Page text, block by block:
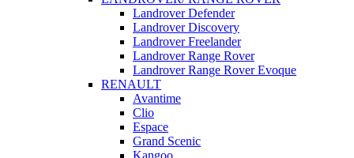
Landrover Defender
Landrover Discovery
Landrover Freelander
Landrover Range Rover
Landrover Range Rover Evoque
RENAULT
Avantime
Clio
Espace
Grand Scenic